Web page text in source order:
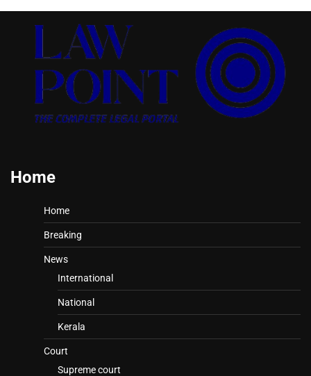
Home
Home
Breaking
News
International
National
Kerala
Court
Supreme court